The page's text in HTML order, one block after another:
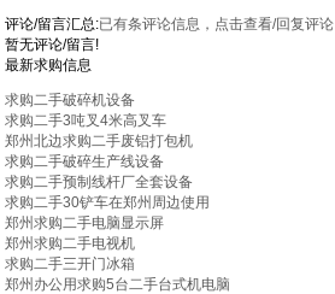
评论/留言汇总:已有条评论信息，点击查看/回复评论
暂无评论/留言!
最新求购信息
求购二手破碎机设备
求购二手3吨叉4米高叉车
郑州北边求购二手废铝打包机
求购二手破碎生产线设备
求购二手预制线杆厂全套设备
求购二手30铲车在郑州周边使用
郑州求购二手电脑显示屏
郑州求购二手电视机
求购二手三开门冰箱
郑州办公用求购5台二手台式机电脑